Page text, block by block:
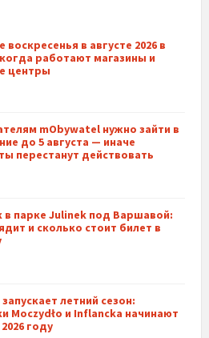
воскресенья в августе 2026 в
работают магазины и
центры
mObywatel нужно зайти в
до 5 августа — иначе
перестанут действовать
в парке Julinek под Варшавой:
и сколько стоит билет в
летний сезон:
Moczydło и Inflancka начинают
году